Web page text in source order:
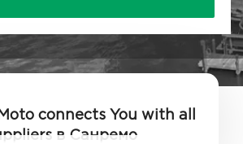
connects You with all
в Санремо